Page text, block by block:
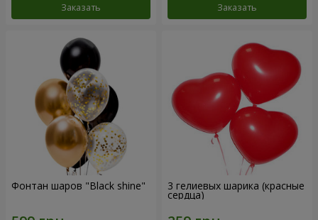
Заказать Заказать
Фонтан шаров "Black shine" 3 гелиевых шарика (красные
сердца)